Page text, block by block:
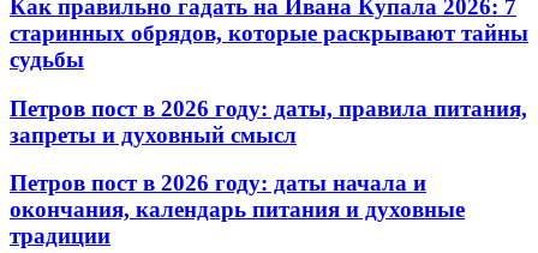
Как правильно гадать на Ивана Купала 2026: 7
старинных обрядов, которые раскрывают тайны
судьбы
Петров пост в 2026 году: даты, правила питания,
запреты и духовный смысл
Петров пост в 2026 году: даты начала и
окончания, календарь питания и духовные
традиции